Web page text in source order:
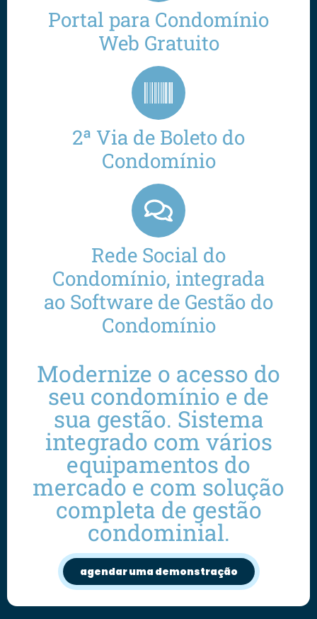
Portal para Condomínio
Web Gratuito
2ª Via de Boleto do
Condomínio
Rede Social do
Condomínio, integrada
ao Software de Gestão do
Condomínio
Modernize o acesso do
seu condomínio e de
sua gestão. Sistema
integrado com vários
equipamentos do
mercado e com solução
completa de gestão
condominial.
agendar uma demonstração